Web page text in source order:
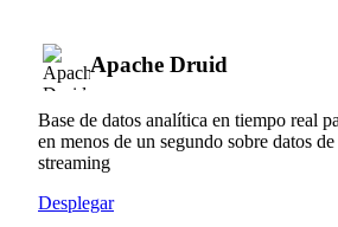
Apache Druid
Base de datos analítica en tiempo real
en menos de un segundo sobre datos
streaming
Desplegar